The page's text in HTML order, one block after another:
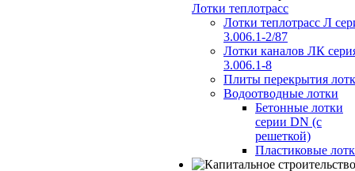
Лотки теплотрасс
Лотки теплотрасс Л
3.006.1-2/87
Лотки каналов ЛК
3.006.1-8
Плиты перекрытия
Водоотводные лотки
Бетонные лотки
серии DN (с
решеткой)
Пластиковые